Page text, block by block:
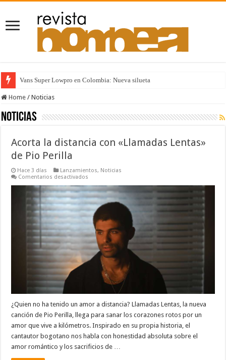
Vans Super Lowpro en Colombia: Nueva silueta
Home / Noticias
Noticias
Acorta la distancia con «Llamadas Lentas»
de Pio Perilla
Hace 3 días Lanzamientos, Noticias
Comentarios desactivados
la
distancia
con
«Llamadas
Lentas»
de
Pio
Perilla
¿Quien no ha tenido un amor a distancia? Llamadas Lentas, la nueva
canción de Pio Perilla, llega para sanar los corazones rotos por un
amor que vive a kilómetros. Inspirado en su propia historia, el
cantautor bogotano nos habla con honestidad absoluta sobre el
amor romántico y los sacrificios de …